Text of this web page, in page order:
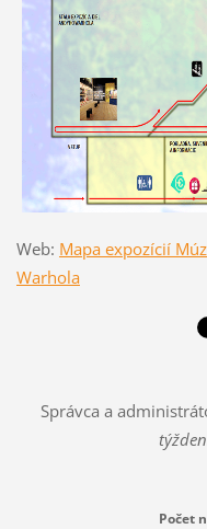
Web: Mapa expozícií
Warhola
Správca a
Počet